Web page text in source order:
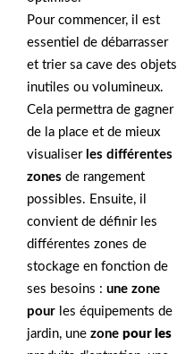
Pour commencer, il est
essentiel de débarrasser
et trier sa cave des objets
inutiles ou volumineux.
Cela permettra de gagner
de la place et de mieux
visualiser les différentes
zones de rangement
possibles. Ensuite, il
convient de définir les
différentes zones de
stockage en fonction de
ses besoins : une zone
pour les équipements de
jardin, une zone pour les